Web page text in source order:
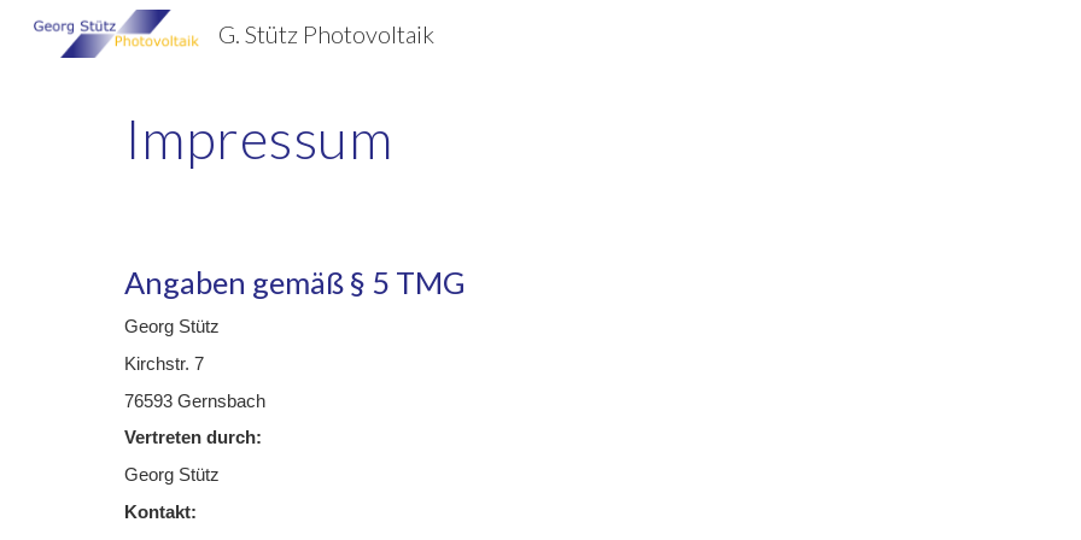
G. Stütz Photovoltaik
Impressum
Angaben gemäß § 5 TMG
Georg Stütz
Kirchstr. 7
76593 Gernsbach
Vertreten durch:
Georg Stütz
Kontakt: